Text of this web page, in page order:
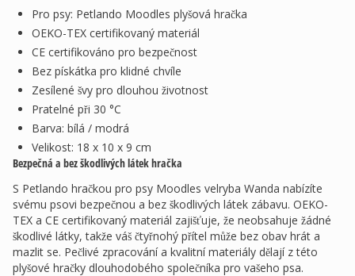
Pro psy: Petlando Moodles plyšová hračka
OEKO-TEX certifikovaný materiál
CE certifikováno pro bezpečnost
Bez pískátka pro klidné chvíle
Zesílené švy pro dlouhou životnost
Pratelné při 30 °C
Barva: bílá / modrá
Velikost: 18 x 10 x 9 cm
Bezpečná a bez škodlivých látek hračka
S Petlando hračkou pro psy Moodles velryba Wanda nabízíte
svému psovi bezpečnou a bez škodlivých látek zábavu. OEKO-
TEX a CE certifikovaný materiál zajišťuje, že neobsahuje žádné
škodlivé látky, takže váš čtyřnohý přítel může bez obav hrát a
mazlit se. Pečlivé zpracování a kvalitní materiály dělají z této
plyšové hračky dlouhodobého společníka pro vašeho psa.